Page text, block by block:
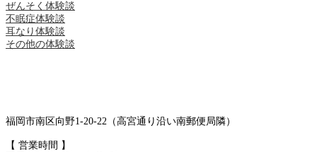
ぜんそく体験談
不眠症体験談
耳なり体験談
その他の体験談
福岡市南区向野1-20-22（高宮通り沿い南郵便局隣）
【 営業時間 】